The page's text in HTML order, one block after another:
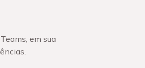
em sua